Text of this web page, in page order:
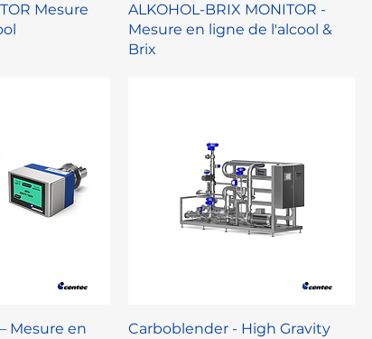
Mesure
ALKOHOL-BRIX MONITOR -
Mesure en ligne de l'alcool &
Brix
Mesure en
Carboblender - High Gravity